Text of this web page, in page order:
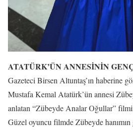
ATATÜRK’ÜN ANNESİNİN
Gazeteci Birsen Altuntaş’ın haberine
Mustafa Kemal Atatürk’ün annesi
anlatan “Zübeyde Analar Oğullar”
Güzel oyuncu filmde Zübeyde